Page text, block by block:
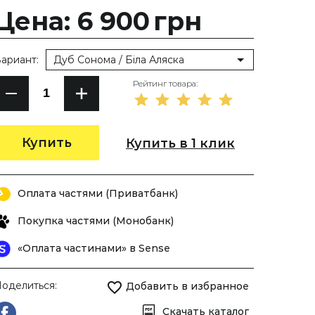
6 900 грн
Купить
Дуб Сонома / Біла Аляска
Рейтинг товара:
Купить в 1 клик
Оплата частями (Приватбанк)
Покупка частями (Монобанк)
«Оплата частинами» в Sense
Добавить в избранное
Скачать каталог